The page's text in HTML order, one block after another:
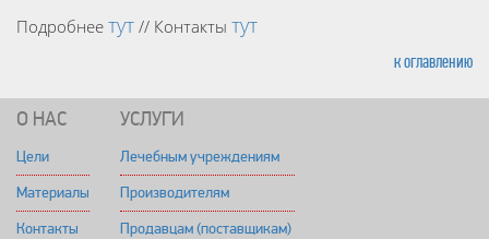
Подробнеетут// Контакты тут
к оглавлению
О НАС
Цели
Материалы
Контакты
УСЛУГИ
Лечебным учреждениям
Производителям
Продавцам (поставщикам)